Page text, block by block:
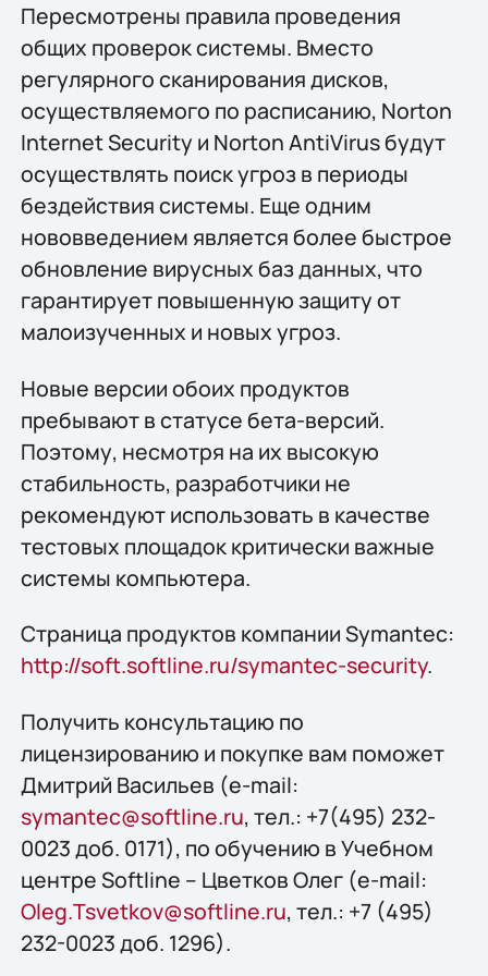
Пересмотрены правила проведения
общих проверок системы. Вместо
регулярного сканирования дисков,
осуществляемого по расписанию, Norton
Internet Security и Norton AntiVirus будут
осуществлять поиск угроз в периоды
бездействия системы. Еще одним
нововведением является более быстрое
обновление вирусных баз данных, что
гарантирует повышенную защиту от
малоизученных и новых угроз.
Новые версии обоих продуктов
пребывают в статусе бета-версий.
Поэтому, несмотря на их высокую
стабильность, разработчики не
рекомендуют использовать в качестве
тестовых площадок критически важные
системы компьютера.
Страница продуктов компании Symantec:
http://soft.softline.ru/symantec-security.
Получить конcультацию по
лицензированию и покупке вам поможет
Дмитрий Васильев (e-mail:
symantec@softline.ru, тел.: +7(495) 232-
0023 доб. 0171), по обучению в Учебном
центре Softline – Цветков Олег (e-mail:
Oleg.Tsvetkov@softline.ru, тел.: +7 (495)
232-0023 доб. 1296).